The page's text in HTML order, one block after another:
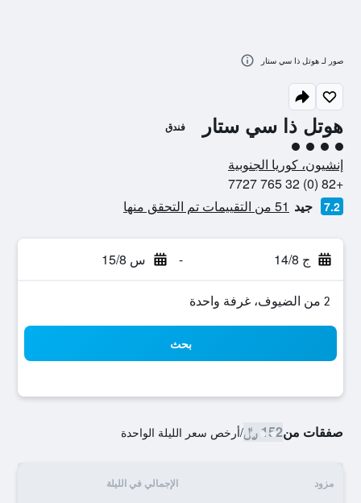
هوتل ذا سي ستار فندق
تقييم فئة 4
إنشيون، كوريا الجنوبية
+82 (0) 32 765 7727
7.2 جيد 51 من التقييمات تم التحقق منها
ج 14/8 - س 15/8
2 من الضيوف، غرفة واحدة
بحث
صفقات من152 ﷼ /أرخص سعر الليلة الواحدة
مزود الإجمالي في الليلة
صور لـ هوتل ذا سي ستار